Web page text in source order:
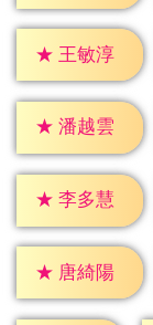
★ 王敏淳
★ 潘越雲
★ 李多慧
★ 唐綺陽